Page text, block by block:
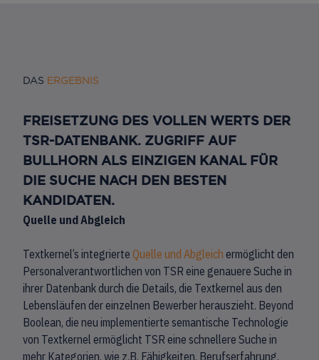
DAS ERGEBNIS
FREISETZUNG DES VOLLEN WERTS DER
TSR-DATENBANK. ZUGRIFF AUF
BULLHORN ALS EINZIGEN KANAL FÜR
DIE SUCHE NACH DEN BESTEN
KANDIDATEN.
Quelle und Abgleich
Textkernel’s integrierte Quelle und Abgleich ermöglicht den
Personalverantwortlichen von TSR eine genauere Suche in
ihrer Datenbank durch die Details, die Textkernel aus den
Lebensläufen der einzelnen Bewerber herauszieht. Beyond
Boolean, die neu implementierte semantische Technologie
von Textkernel ermöglicht TSR eine schnellere Suche in
mehr Kategorien, wie z.B. Fähigkeiten, Berufserfahrung,